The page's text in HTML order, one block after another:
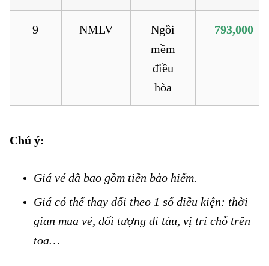
9 NMLV
Ngồi
mềm
điều
hòa
793,000
Chú ý:
Giá vé đã bao gồm tiền bảo hiểm.
Giá có thể thay đổi theo 1 số điều kiện: thời
gian mua vé, đối tượng đi tàu, vị trí chỗ trên
toa…